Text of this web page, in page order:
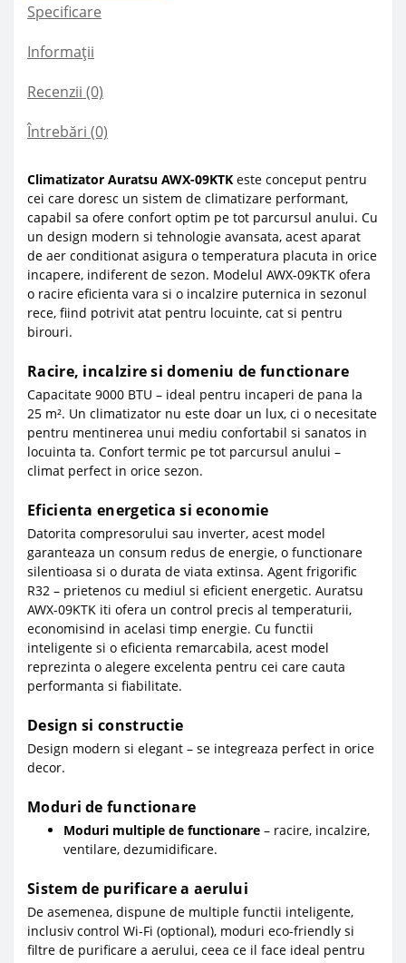
Specificare
Informații
Recenzii (0)
Întrebări (0)
Climatizator Auratsu AWX-09KTK este conceput pentru
cei care doresc un sistem de climatizare performant,
capabil sa ofere confort optim pe tot parcursul anului. Cu
un design modern si tehnologie avansata, acest aparat
de aer conditionat asigura o temperatura placuta in orice
incapere, indiferent de sezon. Modelul AWX-09KTK ofera
o racire eficienta vara si o incalzire puternica in sezonul
rece, fiind potrivit atat pentru locuinte, cat si pentru
birouri.
Racire, incalzire si domeniu de functionare
Capacitate 9000 BTU – ideal pentru incaperi de pana la
25 m². Un climatizator nu este doar un lux, ci o necesitate
pentru mentinerea unui mediu confortabil si sanatos in
locuinta ta. Confort termic pe tot parcursul anului –
climat perfect in orice sezon.
Eficienta energetica si economie
Datorita compresorului sau inverter, acest model
garanteaza un consum redus de energie, o functionare
silentioasa si o durata de viata extinsa. Agent frigorific
R32 – prietenos cu mediul si eficient energetic. Auratsu
AWX-09KTK iti ofera un control precis al temperaturii,
economisind in acelasi timp energie. Cu functii
inteligente si o eficienta remarcabila, acest model
reprezinta o alegere excelenta pentru cei care cauta
performanta si fiabilitate.
Design si constructie
Design modern si elegant – se integreaza perfect in orice
decor.
Moduri de functionare
Moduri multiple de functionare – racire, incalzire,
ventilare, dezumidificare.
Sistem de purificare a aerului
De asemenea, dispune de multiple functii inteligente,
inclusiv control Wi-Fi (optional), moduri eco-friendly si
filtre de purificare a aerului, ceea ce il face ideal pentru